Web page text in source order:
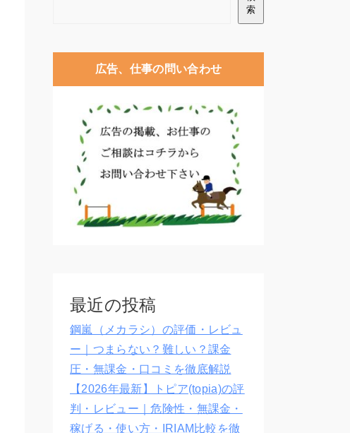
索
広告、仕事の問い合わせ
最近の投稿
鋼嵐（メカラシ）の評価・レビュ
ー｜つまらない？難しい？課金
圧・無課金・口コミを徹底解説
【2026年最新】トピア(topia)の評
判・レビュー｜危険性・無課金・
稼げる・使い方・IRIAM比較を徹